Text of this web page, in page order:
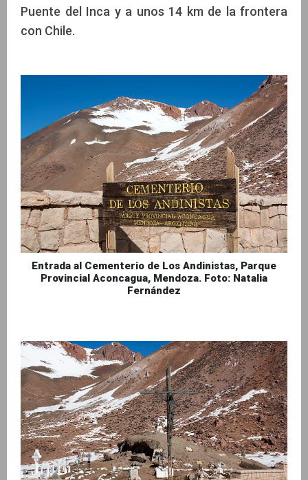
Puente del Inca y a unos 14 km de la frontera
con Chile.
Entrada al Cementerio de Los Andinistas, Parque
Provincial Aconcagua, Mendoza. Foto: Natalia
Fernández